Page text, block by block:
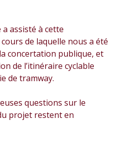
a assisté à cette
de laquelle nous a été
concertation publique, et
de l’itinéraire cyclable
de tramway.
questions sur le
projet restent en